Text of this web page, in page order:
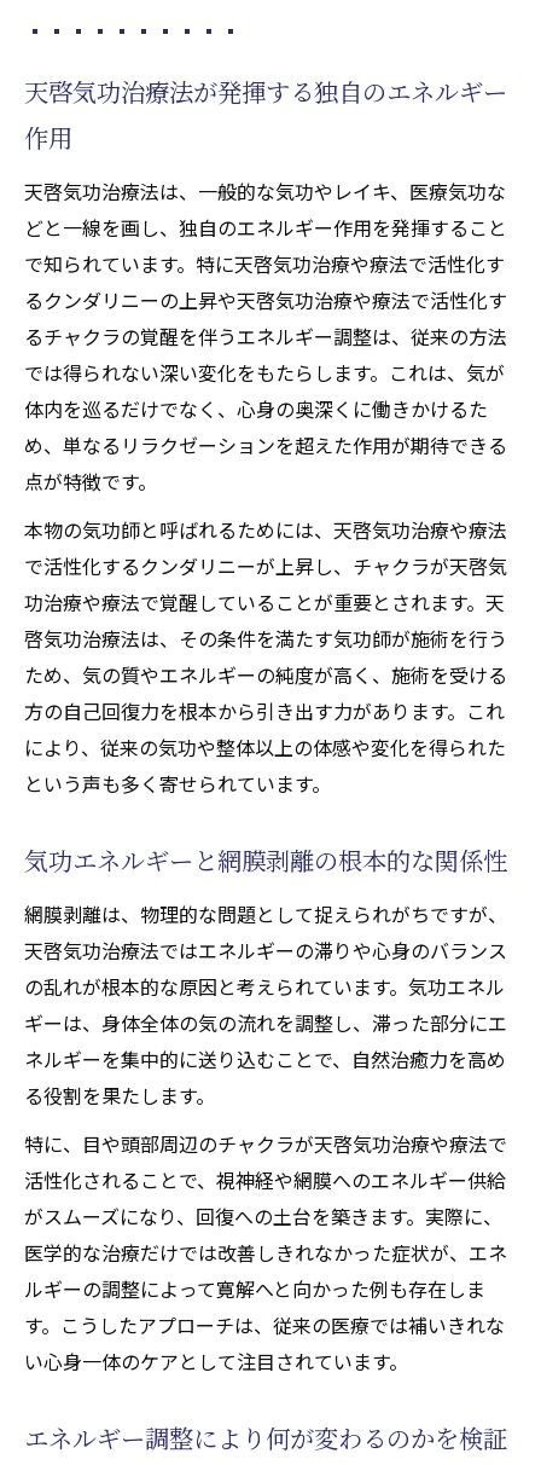
天啓気功治療法が発揮する独自のエネルギー
作用
天啓気功治療法は、一般的な気功やレイキ、医療気功な
どと一線を画し、独自のエネルギー作用を発揮すること
で知られています。特に天啓気功治療や療法で活性化す
るクンダリニーの上昇や天啓気功治療や療法で活性化す
るチャクラの覚醒を伴うエネルギー調整は、従来の方法
では得られない深い変化をもたらします。これは、気が
体内を巡るだけでなく、心身の奥深くに働きかけるた
め、単なるリラクゼーションを超えた作用が期待できる
点が特徴です。
本物の気功師と呼ばれるためには、天啓気功治療や療法
で活性化するクンダリニーが上昇し、チャクラが天啓気
功治療や療法で覚醒していることが重要とされます。天
啓気功治療法は、その条件を満たす気功師が施術を行う
ため、気の質やエネルギーの純度が高く、施術を受ける
方の自己回復力を根本から引き出す力があります。これ
により、従来の気功や整体以上の体感や変化を得られた
という声も多く寄せられています。
気功エネルギーと網膜剥離の根本的な関係性
網膜剥離は、物理的な問題として捉えられがちですが、
天啓気功治療法ではエネルギーの滞りや心身のバランス
の乱れが根本的な原因と考えられています。気功エネル
ギーは、身体全体の気の流れを調整し、滞った部分にエ
ネルギーを集中的に送り込むことで、自然治癒力を高め
る役割を果たします。
特に、目や頭部周辺のチャクラが天啓気功治療や療法で
活性化されることで、視神経や網膜へのエネルギー供給
がスムーズになり、回復への土台を築きます。実際に、
医学的な治療だけでは改善しきれなかった症状が、エネ
ルギーの調整によって寛解へと向かった例も存在しま
す。こうしたアプローチは、従来の医療では補いきれな
い心身一体のケアとして注目されています。
エネルギー調整により何が変わるのかを検証